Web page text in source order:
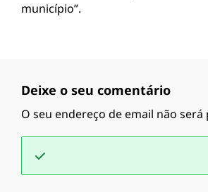
município”.
Deixe o seu comentário
O seu endereço de email não será